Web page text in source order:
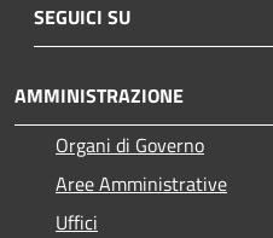
SEGUICI SU
AMMINISTRAZIONE
Organi di Governo
Aree Amministrative
Uffici